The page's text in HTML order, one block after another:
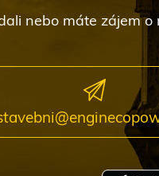
nebo máte zájem